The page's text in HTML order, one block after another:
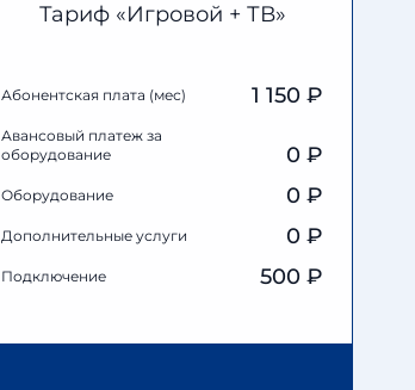
Тариф «Игровой + ТВ»
Абонентская плата (мес) 1 150 ₽
Авансовый платеж за
оборудование
0 ₽
Оборудование 0 ₽
Дополнительные услуги 0 ₽
Подключение 500 ₽